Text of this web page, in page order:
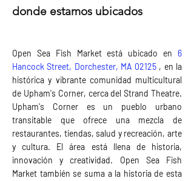
donde estamos ubicados
Open Sea Fish Market está ubicado en 6
Hancock Street, Dorchester, MA 02125 , en la
histórica y vibrante comunidad multicultural
de Upham's Corner, cerca del Strand Theatre.
Upham's Corner es un pueblo urbano
transitable que ofrece una mezcla de
restaurantes, tiendas, salud y recreación, arte
y cultura. El área está llena de historia,
innovación y creatividad. Open Sea Fish
Market también se suma a la historia de esta